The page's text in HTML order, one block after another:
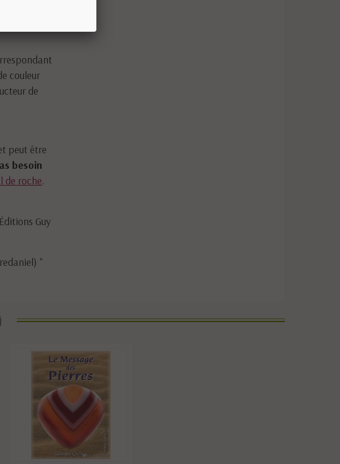
couleur
de
peut être
besoin
de roche.
Guy
"